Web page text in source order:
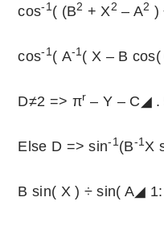
cos-1( (B2 + X2 – A2 )
cos-1( A-1( X – B
D≠2 => πr – Y – C◢ .
Else D => sin-1(B-1X
B sin( X ) ÷ sin( A◢